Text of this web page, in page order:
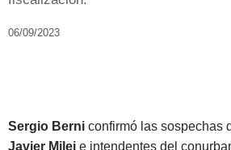
06/09/2023
Sergio Berni confirmó las sospechas
Javier Milei e intendentes del